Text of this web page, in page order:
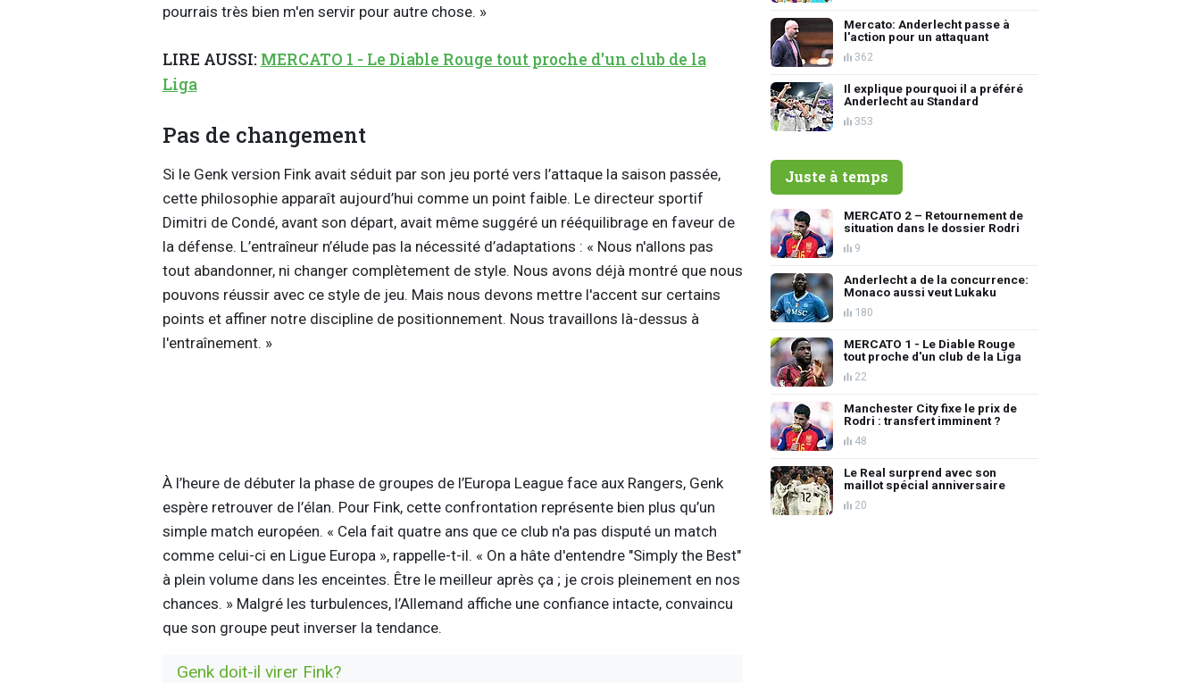
pourrais très bien m'en servir pour autre chose. »
LIRE AUSSI: MERCATO 1 - Le Diable Rouge tout proche d'un club de la
Liga
Pas de changement
Si le Genk version Fink avait séduit par son jeu porté vers l’attaque la saison passée,
cette philosophie apparaît aujourd’hui comme un point faible. Le directeur sportif
Dimitri de Condé, avant son départ, avait même suggéré un rééquilibrage en faveur de
la défense. L’entraîneur n’élude pas la nécessité d’adaptations : « Nous n'allons pas
tout abandonner, ni changer complètement de style. Nous avons déjà montré que nous
pouvons réussir avec ce style de jeu. Mais nous devons mettre l'accent sur certains
points et affiner notre discipline de positionnement. Nous travaillons là-dessus à
l'entraînement. »
À l’heure de débuter la phase de groupes de l’Europa League face aux Rangers, Genk
espère retrouver de l’élan. Pour Fink, cette confrontation représente bien plus qu’un
simple match européen. « Cela fait quatre ans que ce club n'a pas disputé un match
comme celui-ci en Ligue Europa », rappelle-t-il. « On a hâte d'entendre "Simply the Best"
à plein volume dans les enceintes. Être le meilleur après ça ; je crois pleinement en nos
chances. » Malgré les turbulences, l’Allemand affiche une confiance intacte, convaincu
que son groupe peut inverser la tendance.
Genk doit-il virer Fink?
Mercato: Anderlecht passe à
l'action pour un attaquant
362
Il explique pourquoi il a préféré
Anderlecht au Standard
353
Juste à temps
MERCATO 2 – Retournement de
situation dans le dossier Rodri
9
Anderlecht a de la concurrence:
Monaco aussi veut Lukaku
180
MERCATO 1 - Le Diable Rouge
tout proche d'un club de la Liga
22
Manchester City fixe le prix de
Rodri : transfert imminent ?
48
Le Real surprend avec son
maillot spécial anniversaire
20